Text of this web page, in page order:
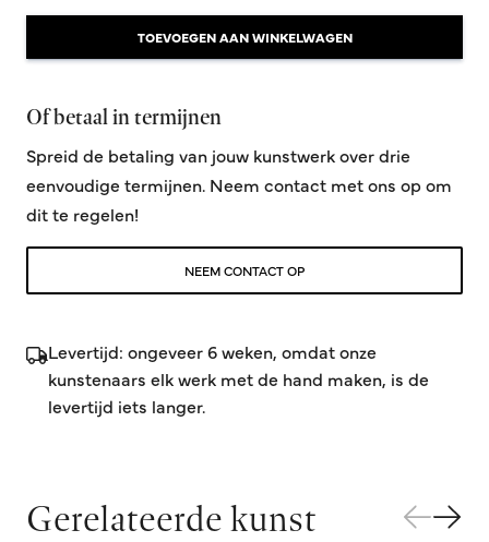
TOEVOEGEN AAN WINKELWAGEN
Of betaal in termijnen
Spreid de betaling van jouw kunstwerk over drie
eenvoudige termijnen. Neem contact met ons op om
dit te regelen!
NEEM CONTACT OP
Levertijd: ongeveer 6 weken, omdat onze
kunstenaars elk werk met de hand maken, is de
levertijd iets langer.
Gerelateerde kunst